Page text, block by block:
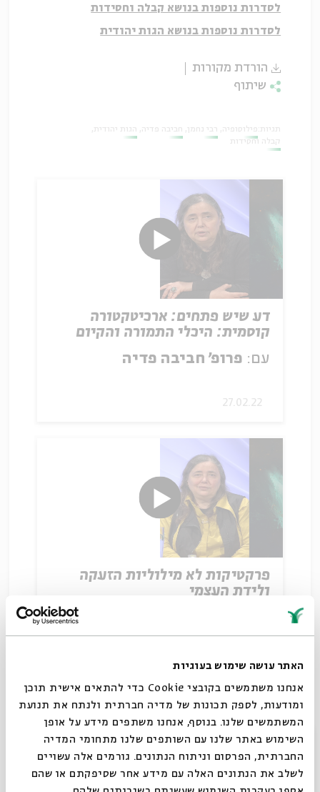
האתר עושה שימוש בעוגיות
אנחנו משתמשים בקובצי Cookie כדי להתאים אישית תוכן
ומודעות, לספק תכונות של מדיה חברתית ולנתח את תנועת
המשתמשים שלנו. בנוסף, אנחנו משתפים מידע על אופן
השימוש באתר שלנו עם השותפים שלנו מתחומי המדיה
החברתית, הפרסום וניתוח הנתונים. גורמים אלה עשויים
לשלב את הנתונים האלה עם מידע אחר שסיפקתם או שהם
לסדרות נוספות בנושא קבלה וחסידות
לסדרות נוספות בנושא הגות יהודית
הורדת מקורות
שיתוף
תגיות:פילוסופיה רבי נחמן חביבה פדיה
הגות יהודית
קבלה וחסידות
דע שיש פתחים: ארכיטקטורה
קוסמית: היכלי התמורה והקיום
עם: פרופ' חביבה פדיה
27.02.22
פרקטיקות לא מילוליות הזעקה
ולידת העצמי
28.02.22
סגור